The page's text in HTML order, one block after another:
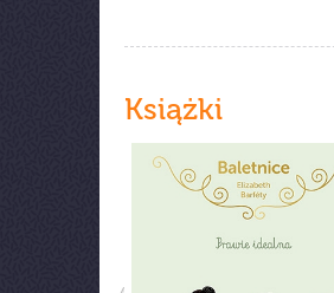
Książki